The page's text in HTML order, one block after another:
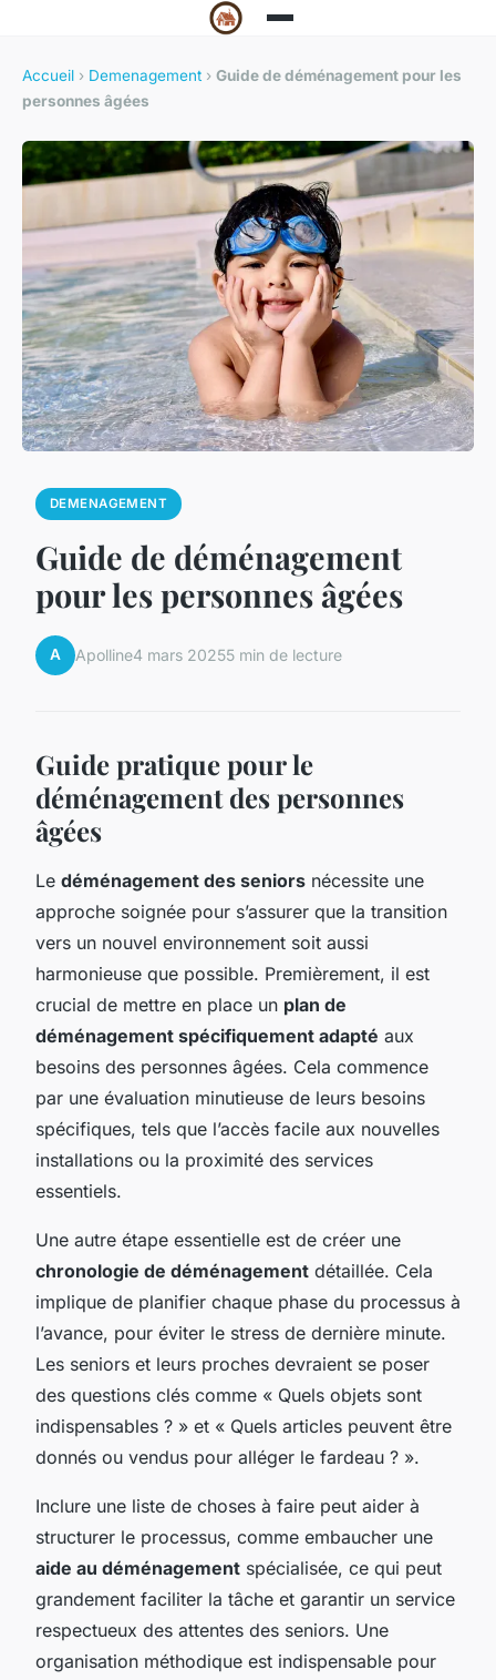
Accueil › Demenagement › Guide de déménagement pour les
personnes âgées
DEMENAGEMENT
Guide de déménagement
pour les personnes âgées
A Apolline4 mars 20255 min de lecture
Guide pratique pour le
déménagement des personnes
âgées
Le déménagement des seniors nécessite une
approche soignée pour s’assurer que la transition
vers un nouvel environnement soit aussi
harmonieuse que possible. Premièrement, il est
crucial de mettre en place un plan de
déménagement spécifiquement adapté aux
besoins des personnes âgées. Cela commence
par une évaluation minutieuse de leurs besoins
spécifiques, tels que l’accès facile aux nouvelles
installations ou la proximité des services
essentiels.
Une autre étape essentielle est de créer une
chronologie de déménagement détaillée. Cela
implique de planifier chaque phase du processus à
l’avance, pour éviter le stress de dernière minute.
Les seniors et leurs proches devraient se poser
des questions clés comme « Quels objets sont
indispensables ? » et « Quels articles peuvent être
donnés ou vendus pour alléger le fardeau ? ».
Inclure une liste de choses à faire peut aider à
structurer le processus, comme embaucher une
aide au déménagement spécialisée, ce qui peut
grandement faciliter la tâche et garantir un service
respectueux des attentes des seniors. Une
organisation méthodique est indispensable pour